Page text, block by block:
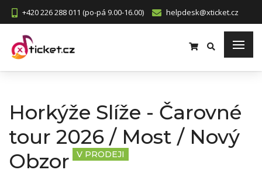
+420 226 288 011 (po-pá 9.00-16.00) helpdesk@xticket.cz
Horkýže Slíže - Čarovné
tour 2026 / Most / Nový
Obzor
V PRODEJI